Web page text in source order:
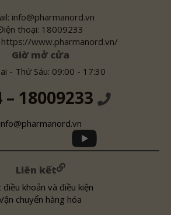
info@pharmanord.vn
thoại: 18009233
www.pharmanord.vn/
Giờ mở cửa
- Thứ Sáu: 09:00 - 17:30
– 18009233
info@pharmanord.vn
Liên kết
điều khoản và điều kiện
chuyển hàng hóa